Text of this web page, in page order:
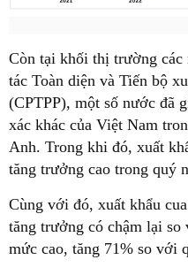
Còn tại khối thị trường
tác Toàn diện và Tiến bộ
(CPTPP), một số nước đã
xác khác của Việt Nam
Anh. Trong khi đó, xuất
tăng trưởng cao trong quý
Cùng với đó, xuất khẩu
tăng trưởng có chậm lại
mức cao, tăng 71% so với